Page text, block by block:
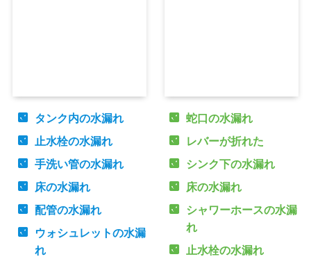
タンク内の水漏れ
止水栓の水漏れ
手洗い管の水漏れ
床の水漏れ
配管の水漏れ
ウォシュレットの水漏
れ
蛇口の水漏れ
レバーが折れた
シンク下の水漏れ
床の水漏れ
シャワーホースの水漏
れ
止水栓の水漏れ